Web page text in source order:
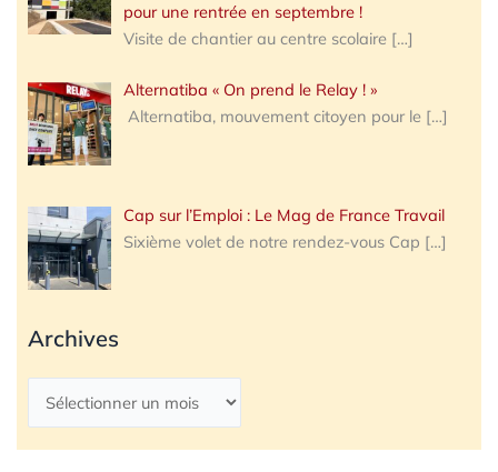
pour une rentrée en septembre !
Visite de chantier au centre scolaire […]
Alternatiba « On prend le Relay ! »
Alternatiba, mouvement citoyen pour le […]
Cap sur l’Emploi : Le Mag de France Travail
Sixième volet de notre rendez-vous Cap […]
Archives